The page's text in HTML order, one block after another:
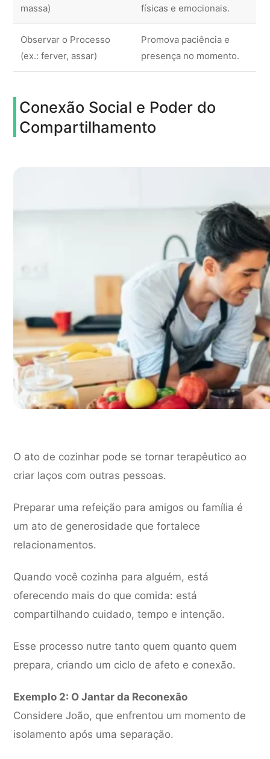
massa)
físicas e emocionais.
Observar o Processo
(ex.: ferver, assar)
Promova paciência e
presença no momento.
Conexão Social e Poder do
Compartilhamento
O ato de cozinhar pode se tornar terapêutico ao
criar laços com outras pessoas.
Preparar uma refeição para amigos ou família é
um ato de generosidade que fortalece
relacionamentos.
Quando você cozinha para alguém, está
oferecendo mais do que comida: está
compartilhando cuidado, tempo e intenção.
Esse processo nutre tanto quem quanto quem
prepara, criando um ciclo de afeto e conexão.
Exemplo 2: O Jantar da Reconexão
Considere João, que enfrentou um momento de
isolamento após uma separação.